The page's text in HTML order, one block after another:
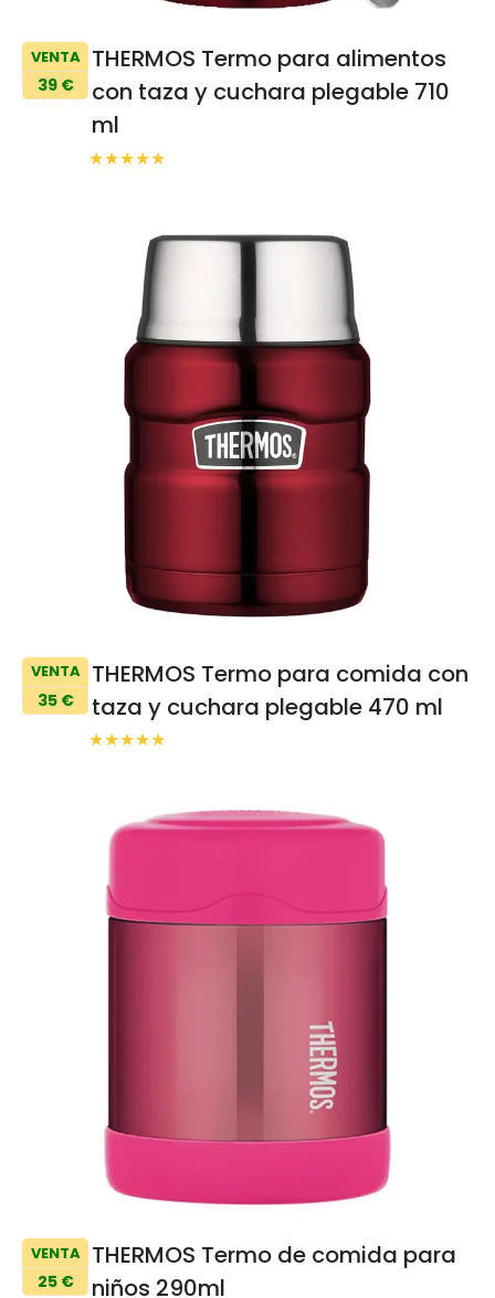
VENTA
39 €
THERMOS Termo para alimentos
con taza y cuchara plegable 710
ml
VENTA
35 €
THERMOS Termo para comida con
taza y cuchara plegable 470 ml
VENTA
25 €
THERMOS Termo de comida para
niños 290ml